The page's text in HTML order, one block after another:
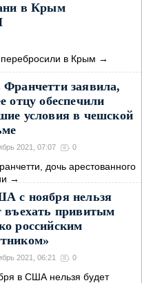
в Крым
в Крым →
заявила,
отцу обеспечили
условия в чешской
2021, 07:07 0
дочь арестованного
→
с ноября нельзя
въехать привитым
российским
2021, 06:21 0
в США нельзя будет